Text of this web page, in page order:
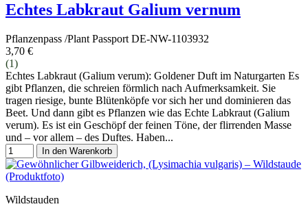
Echtes Labkraut Galium vernum
Pflanzenpass /Plant Passport DE-NW-1103932
3,70 €
(1)
Echtes Labkraut (Galium verum): Goldener Duft im Naturgarten Es
gibt Pflanzen, die schreien förmlich nach Aufmerksamkeit. Sie
tragen riesige, bunte Blütenköpfe vor sich her und dominieren das
Beet. Und dann gibt es Pflanzen wie das Echte Labkraut (Galium
verum). Es ist ein Geschöpf der feinen Töne, der flirrenden Masse
und – vor allem – des Duftes. Haben...
In den Warenkorb
Wildstauden